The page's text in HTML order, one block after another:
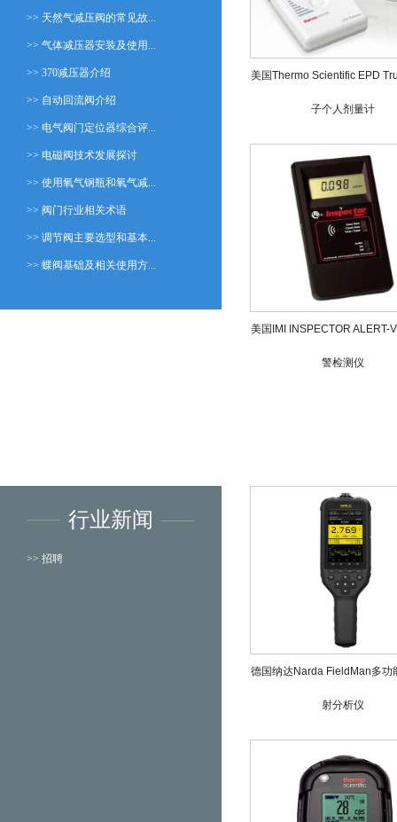
>> 天然气减压阀的常见故...
>> 气体减压器安装及使用...
>> 370减压器介绍
>> 自动回流阀介绍
>> 电气阀门定位器综合评...
>> 电磁阀技术发展探讨
>> 使用氧气钢瓶和氧气减...
>> 阀门行业相关术语
>> 调节阀主要选型和基本...
>> 蝶阀基础及相关使用方...
美国Thermo Scientific EPD
子个人剂量计
美国IMI INSPECTOR ALERT-
警检测仪
行业新闻
>> 招聘
德国纳达Narda FieldMan多功
射分析仪